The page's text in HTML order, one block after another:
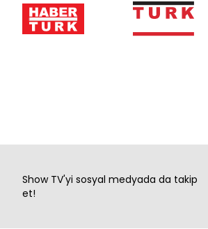
Show TV'yi sosyal medyada da takip
et!